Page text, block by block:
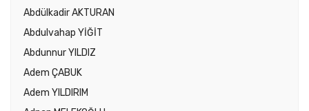
Abdülkadir AKTURAN
Abdulvahap YİĞİT
Abdunnur YILDIZ
Adem ÇABUK
Adem YILDIRIM